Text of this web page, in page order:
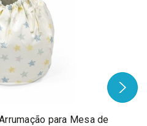
para Mesa de